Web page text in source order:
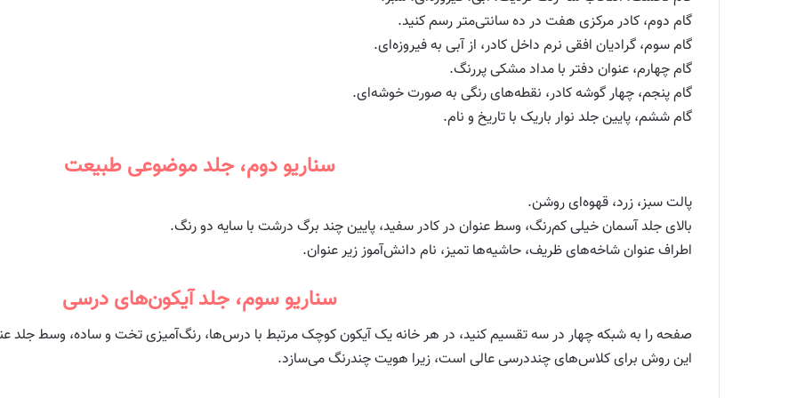
گام دوم، کادر مرکزی هفت در ده سانتی‌متر رسم کنید.
گام سوم، گرادیان افقی نرم داخل کادر، از آبی به فیروزه‌ای.
گام چهارم، عنوان دفتر با مداد مشکی پررنگ.
گام پنجم، چهار گوشه کادر، نقطه‌های رنگی به صورت خوشه‌ای.
گام ششم، پایین جلد نوار باریک با تاریخ و نام.
سناریو دوم، جلد موضوعی طبیعت
پالت سبز، زرد، قهوه‌ای روشن.
بالای جلد آسمان خیلی کم‌رنگ، وسط عنوان در کادر سفید، پایین چند برگ درشت با سایه دو رنگ.
اطراف عنوان شاخه‌های ظریف، حاشیه‌ها تمیز، نام دانش‌آموز زیر عنوان.
سناریو سوم، جلد آیکون‌های درسی
صفحه را به شبکه چهار در سه تقسیم کنید، در هر خانه یک آیکون کوچک مرتبط با درس‌ها، رنگ‌آمیزی تخت و ساده، وسط جلد
این روش برای کلاس‌های چنددرسی عالی است، زیرا هویت چندرنگ می‌سازد.